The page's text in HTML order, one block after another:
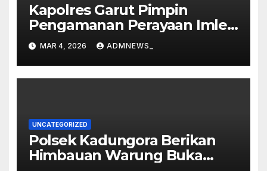
Kapolres Garut Pimpin
Pengamanan Perayaan Imlek
dan Malam Cap Go Meh
2577/2026 di Vihara Dharma
Loka
MAR 4, 2026 ADMNEWS_
UNCATEGORIZED
Polsek Kadungora Berikan
Himbauan Warung Buka